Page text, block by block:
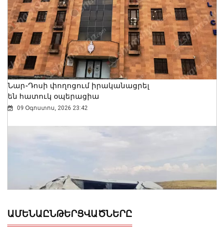
Նար-Դոսի փողոցում իրականացրել
են հատուկ օպերացիա
09 Օգոստոս, 2026 23:42
ԱՄԵՆԱԸՆԹԵՐՑՎԱԾՆԵՐԸ